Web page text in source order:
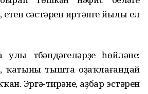
сәстәрен иртәнге йылы ел
түбәндәгеләрҙе һөйләне:
ҡатыны тышта оҙаҡлағандай
Эргә-тирәне, аҙбар эстәрен